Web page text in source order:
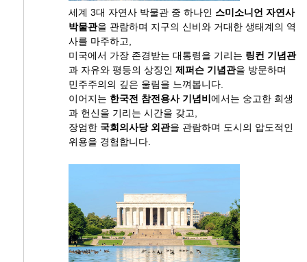
세계 3대 자연사 박물관 중 하나인 스미소니언 자연사
박물관을 관람하며 지구의 신비와 거대한 생태계의 역
사를 마주하고,
미국에서 가장 존경받는 대통령을 기리는 링컨 기념관
과 자유와 평등의 상징인 제퍼슨 기념관을 방문하며
민주주의의 깊은 울림을 느껴봅니다.
이어지는 한국전 참전용사 기념비 에서는 숭고한 희생
과 헌신을 기리는 시간을 갖고,
장엄한 국회의사당 외관을 관람하며 도시의 압도적인
위용을 경험합니다.